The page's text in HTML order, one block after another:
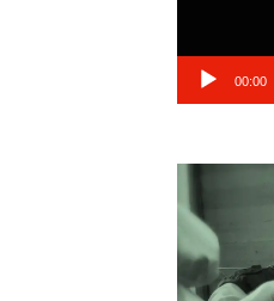
00:00